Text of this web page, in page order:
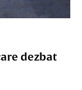
dezbat